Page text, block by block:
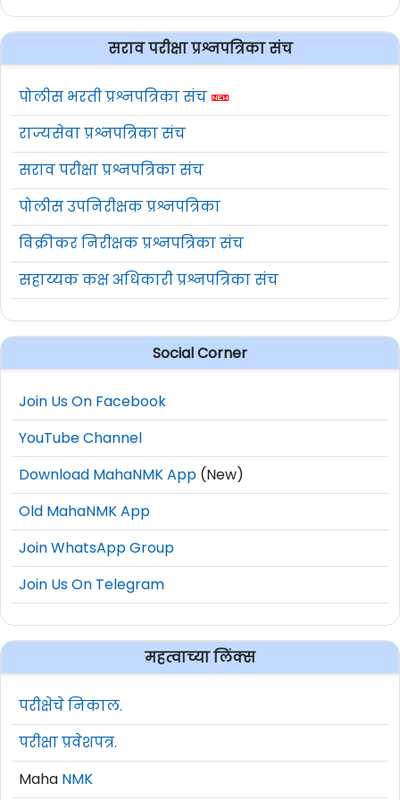
सराव परीक्षा प्रश्नपत्रिका संच
पोलीस भरती प्रश्नपत्रिका संच
राज्यसेवा प्रश्नपत्रिका संच
सराव परीक्षा प्रश्नपत्रिका संच
पोलीस उपनिरीक्षक प्रश्नपत्रिका
विक्रीकर निरीक्षक प्रश्नपत्रिका संच
सहाय्यक कक्ष अधिकारी प्रश्नपत्रिका संच
Social Corner
Join Us On Facebook
YouTube Channel
Download MahaNMK App (New)
Old MahaNMK App
Join WhatsApp Group
Join Us On Telegram
महत्वाच्या लिंक्स
परीक्षेचे निकाल.
परीक्षा प्रवेशपत्र.
Maha NMK